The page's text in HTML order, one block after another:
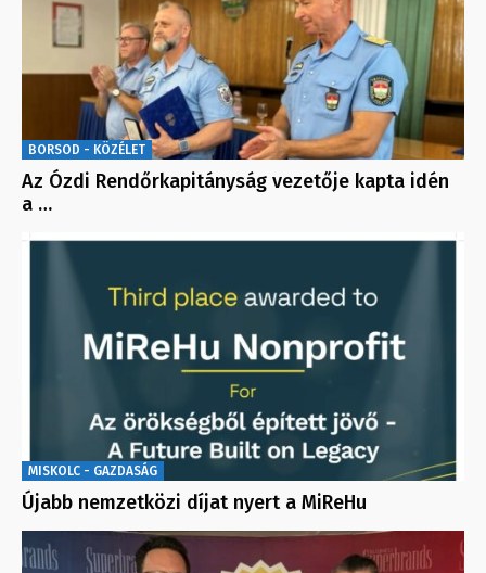
BORSOD - KÖZÉLET
Az Ózdi Rendőrkapitányság vezetője kapta idén
a …
MISKOLC - GAZDASÁG
Újabb nemzetközi díjat nyert a MiReHu